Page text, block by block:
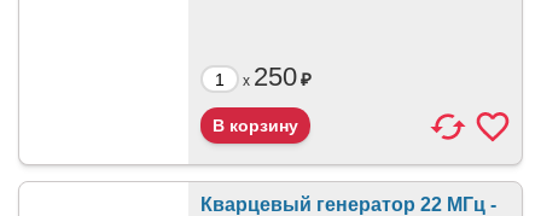
x 250₽
Кварцевый генератор 22 МГц -